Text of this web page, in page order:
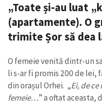
„Toate și-au luat
(apartamente). O
trimite Șor să dea
O femeie venită dintr-un
li s-ar fi promis 200 de lei,
din orașul Orhei. „Ei, de
femeie…” a oftat aceasta,